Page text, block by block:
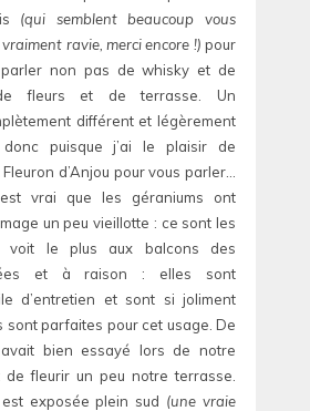
(qui semblent beaucoup vous
ravie, merci encore !) pour
non pas de whisky et de
fleurs et de terrasse. Un
différent et légèrement
puisque j’ai le plaisir de
d’Anjou pour vous parler…
vrai que les géraniums ont
un peu vieillotte : ce sont les
voit le plus aux balcons des
et à raison : elles sont
d’entretien et sont si joliment
sont parfaites pour cet usage. De
bien essayé lors de notre
de fleurir un peu notre terrasse.
exposée plein sud (une vraie